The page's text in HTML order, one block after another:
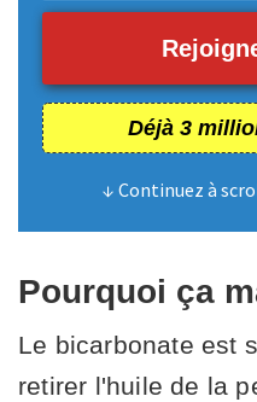
Déjà 3
↓ Continuez à
Pourquoi ça
Le bicarbonate est
retirer l'huile de la